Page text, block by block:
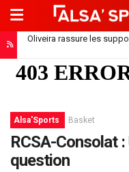
Cinq matchs, cinq
Alsa'Sports Basket
RCSA-Consolat
question